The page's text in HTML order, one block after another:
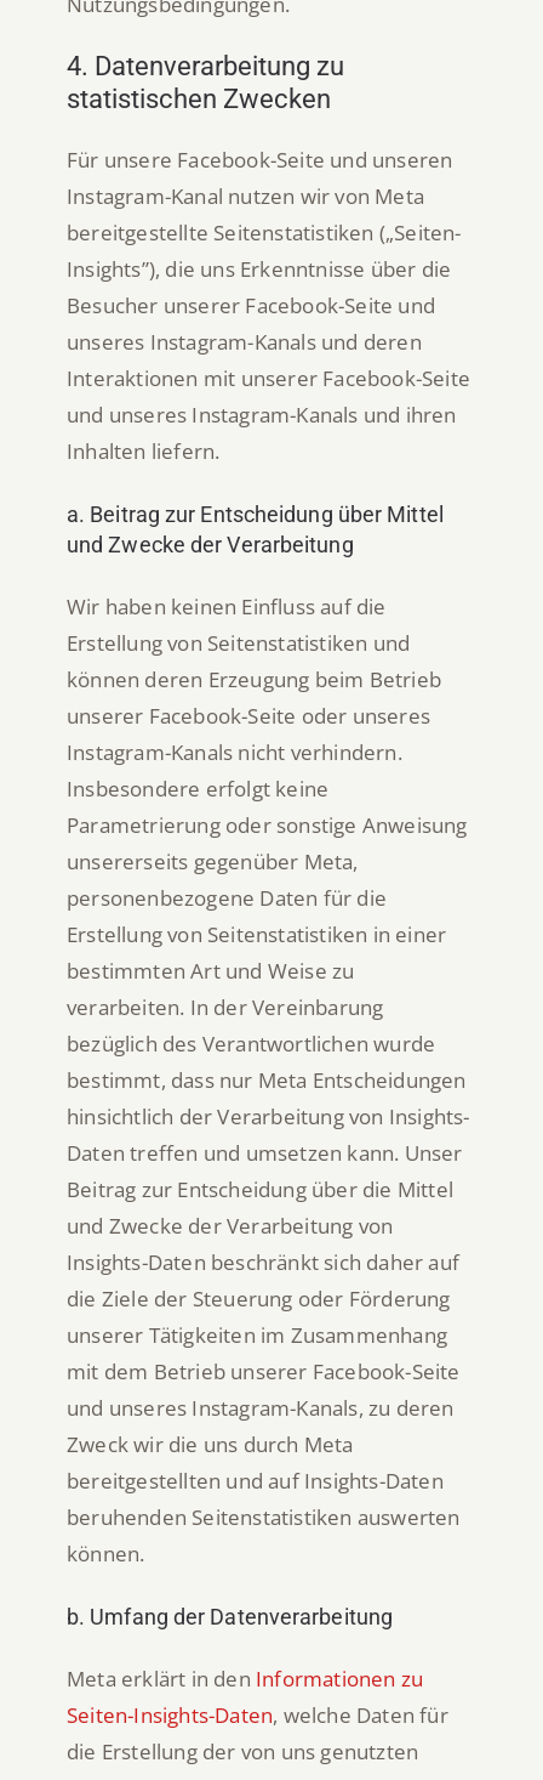
4. Datenverarbeitung zu
statistischen Zwecken
Für unsere Facebook-Seite und unseren
Instagram-Kanal nutzen wir von Meta
bereitgestellte Seitenstatistiken („Seiten-
Insights”), die uns Erkenntnisse über die
Besucher unserer Facebook-Seite und
unseres Instagram-Kanals und deren
Interaktionen mit unserer Facebook-Seite
und unseres Instagram-Kanals und ihren
Inhalten liefern.
a. Beitrag zur Entscheidung über Mittel
und Zwecke der Verarbeitung
Wir haben keinen Einfluss auf die
Erstellung von Seitenstatistiken und
können deren Erzeugung beim Betrieb
unserer Facebook-Seite oder unseres
Instagram-Kanals nicht verhindern.
Insbesondere erfolgt keine
Parametrierung oder sonstige Anweisung
unsererseits gegenüber Meta,
personenbezogene Daten für die
Erstellung von Seitenstatistiken in einer
bestimmten Art und Weise zu
verarbeiten. In der Vereinbarung
bezüglich des Verantwortlichen wurde
bestimmt, dass nur Meta Entscheidungen
hinsichtlich der Verarbeitung von Insights-
Daten treffen und umsetzen kann. Unser
Beitrag zur Entscheidung über die Mittel
und Zwecke der Verarbeitung von
Insights-Daten beschränkt sich daher auf
die Ziele der Steuerung oder Förderung
unserer Tätigkeiten im Zusammenhang
mit dem Betrieb unserer Facebook-Seite
und unseres Instagram-Kanals, zu deren
Zweck wir die uns durch Meta
bereitgestellten und auf Insights-Daten
beruhenden Seitenstatistiken auswerten
können.
b. Umfang der Datenverarbeitung
Meta erklärt in den Informationen zu
Seiten-Insights-Daten, welche Daten für
die Erstellung der von uns genutzten